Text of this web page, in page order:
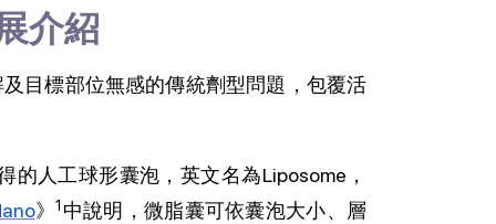
介紹
目標部位無感的傳統劑型問題，包覆活
人工球形囊泡，英文名為Liposome，
》1 中說明，微脂囊可依囊泡大小、層